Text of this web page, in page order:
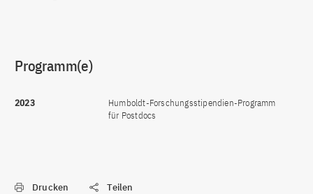
Programm(e)
2023
Humboldt-Forschungsstipendien-Programm
für Postdocs
Drucken Teilen